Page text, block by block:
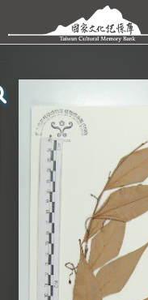
跳到主要內容區塊